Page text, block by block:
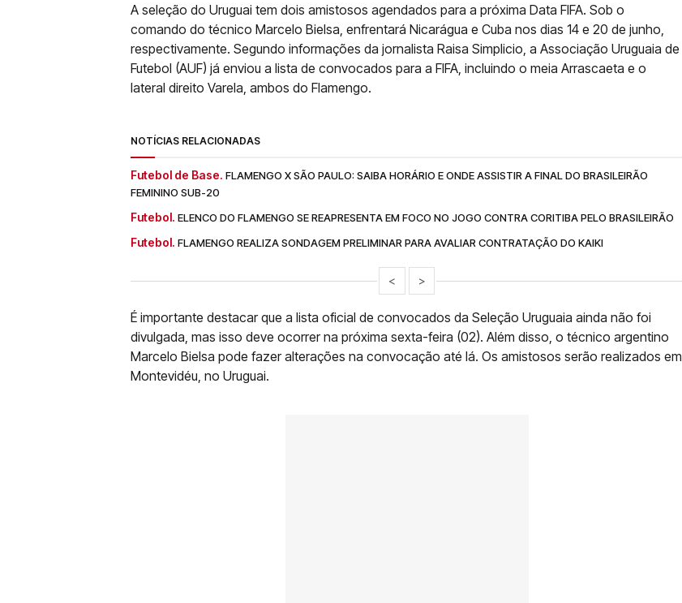
A seleção do Uruguai tem dois amistosos agendados para a próxima Data FIFA. Sob o
comando do técnico Marcelo Bielsa, enfrentará Nicarágua e Cuba nos dias 14 e 20 de junho,
respectivamente. Segundo informações da jornalista Raisa Simplicio, a Associação Uruguaia de
Futebol (AUF) já enviou a lista de convocados para a FIFA, incluindo o meia Arrascaeta e o
lateral direito Varela, ambos do Flamengo.
NOTÍCIAS RELACIONADAS
Futebol de Base. FLAMENGO X SÃO PAULO: SAIBA HORÁRIO E ONDE ASSISTIR A FINAL DO BRASILEIRÃO
FEMININO SUB-20
Futebol. ELENCO DO FLAMENGO SE REAPRESENTA EM FOCO NO JOGO CONTRA CORITIBA PELO BRASILEIRÃO
Futebol. FLAMENGO REALIZA SONDAGEM PRELIMINAR PARA AVALIAR CONTRATAÇÃO DO KAIKI
< >
É importante destacar que a lista oficial de convocados da Seleção Uruguaia ainda não foi
divulgada, mas isso deve ocorrer na próxima sexta-feira (02). Além disso, o técnico argentino
Marcelo Bielsa pode fazer alterações na convocação até lá. Os amistosos serão realizados em
Montevidéu, no Uruguai.